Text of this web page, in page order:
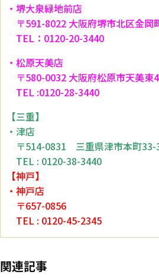
・堺大泉緑地前店
〒591-8022 大阪府堺市北区金岡
TEL：0120-20-3440
・松原天美店
〒580-0032 大阪府松原市天美東
TEL :0120-28-3440
【三重】
・津店
〒514-0831 三重県津市本町33-
TEL : 0120-38-3440
【神戸】
・神戸店
〒657-0856
TEL : 0120-45-2345
関連記事